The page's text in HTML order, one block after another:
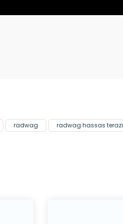
radwag radwag hassas terazi